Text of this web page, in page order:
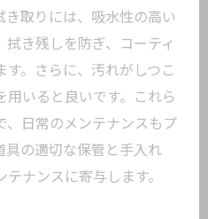
き取りには、吸水性の高い
き残しを防ぎ、コーティ
。さらに、汚れがしつこ
いると良いです。これら
、日常のメンテナンスもプ
具の適切な保管と手入れ
ナンスに寄与します。